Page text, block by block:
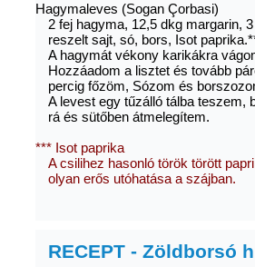
Hagymaleves (Sogan Çorbasi)
2 fej hagyma, 12,5 dkg margarin,
reszelt sajt, só, bors, Isot
A hagymát vékony karikákra
Hozzáadom a lisztet és tovább
percig főzöm, Sózom és
A levest egy tűzálló tálba teszem,
rá és sütőben átmelegítem.
*** Isot paprika
A csilihez hasonló török törött
olyan erős utóhatása a szájban.
RECEPT - Zöldborsó